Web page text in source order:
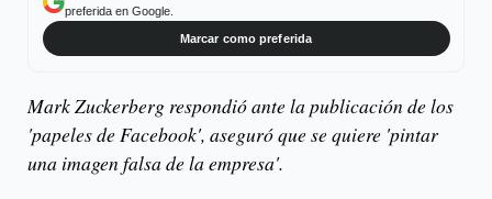
preferida en Google.
Marcar como preferida
Mark Zuckerberg respondió ante la publicación de los
'papeles de Facebook', aseguró que se quiere 'pintar
una imagen falsa de la empresa'.